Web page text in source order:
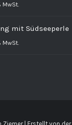
MwSt.
mit Südseeperle
MwSt.